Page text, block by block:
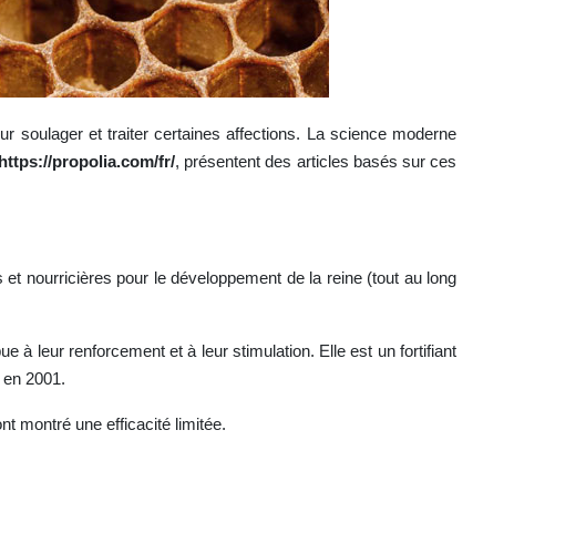
soulager et traiter certaines affections. La science moderne
https://propolia.com/fr/, présentent des articles basés sur ces
nourricières pour le développement de la reine (tout au long
à leur renforcement et à leur stimulation. Elle est un fortifiant
2001.
montré une efficacité limitée.